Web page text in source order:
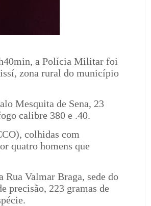
a Polícia Militar foi
zona rural do município
Mesquita de Sena, 23
calibre 380 e .40.
colhidas com
quatro homens que
Rua Valmar Braga, sede do
precisão, 223 gramas de